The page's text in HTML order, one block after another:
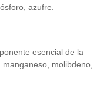
azufre.
esencial de la
molibdeno,